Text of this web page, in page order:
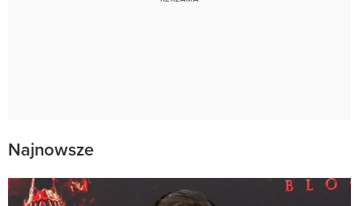
Najnowsze